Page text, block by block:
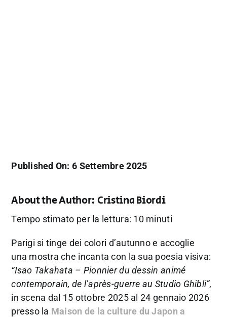
Published On: 6 Settembre 2025
About the Author: Cristina Biordi
Tempo stimato per la lettura: 10 minuti
Parigi si tinge dei colori d’autunno e accoglie
una mostra che incanta con la sua poesia visiva:
“Isao Takahata – Pionnier du dessin animé
contemporain, de l’après-guerre au Studio Ghibli”,
in scena dal 15 ottobre 2025 al 24 gennaio 2026
presso la Maison de la culture du Japona